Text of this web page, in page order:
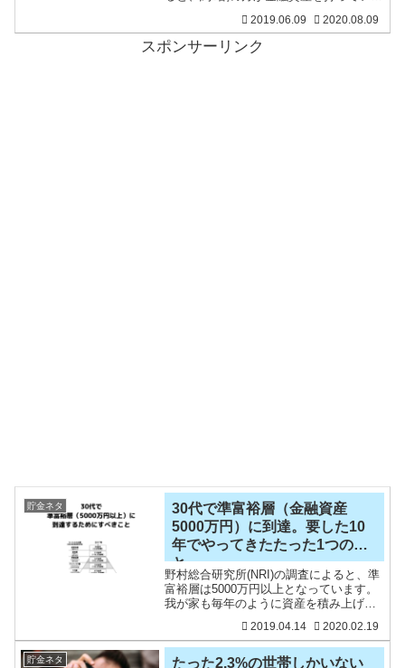
が1000万円以上と高くても、金融資産を
持っていない方もいます。お金を貯める
ことで、「行動の選
2019.06.09 2020.08.09
スポンサーリンク
貯金ネタ
30代で準富裕層（金融資産
5000万円）に到達。要した10
年でやってきたたった1つのこ
と
野村総合研究所(NRI)の調査によると、準
富裕層は5000万円以上となっています。
我が家も毎年のように資産を積み上げて
を越えることができました。準富裕層の
なかでは最下層ですが。とはいえ、住宅
ローンを利
2019.04.14 2020.02.19
貯金ネタ たった2.3%の世帯しかいない